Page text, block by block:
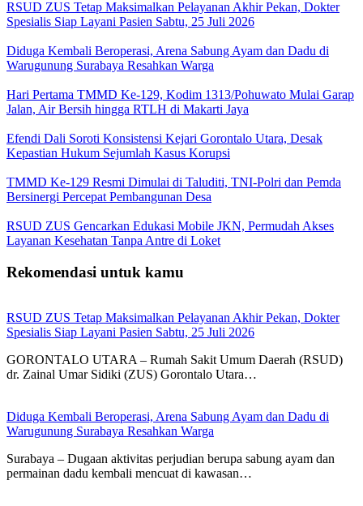
RSUD ZUS Tetap Maksimalkan Pelayanan Akhir Pekan, Dokter
Spesialis Siap Layani Pasien Sabtu, 25 Juli 2026
Diduga Kembali Beroperasi, Arena Sabung Ayam dan Dadu di
Warugunung Surabaya Resahkan Warga
Hari Pertama TMMD Ke-129, Kodim 1313/Pohuwato Mulai Garap
Jalan, Air Bersih hingga RTLH di Makarti Jaya
Efendi Dali Soroti Konsistensi Kejari Gorontalo Utara, Desak
Kepastian Hukum Sejumlah Kasus Korupsi
TMMD Ke-129 Resmi Dimulai di Taluditi, TNI-Polri dan Pemda
Bersinergi Percepat Pembangunan Desa
RSUD ZUS Gencarkan Edukasi Mobile JKN, Permudah Akses
Layanan Kesehatan Tanpa Antre di Loket
Rekomendasi untuk kamu
RSUD ZUS Tetap Maksimalkan Pelayanan Akhir Pekan, Dokter
Spesialis Siap Layani Pasien Sabtu, 25 Juli 2026
GORONTALO UTARA – Rumah Sakit Umum Daerah (RSUD)
dr. Zainal Umar Sidiki (ZUS) Gorontalo Utara…
Diduga Kembali Beroperasi, Arena Sabung Ayam dan Dadu di
Warugunung Surabaya Resahkan Warga
Surabaya – Dugaan aktivitas perjudian berupa sabung ayam dan
permainan dadu kembali mencuat di kawasan…